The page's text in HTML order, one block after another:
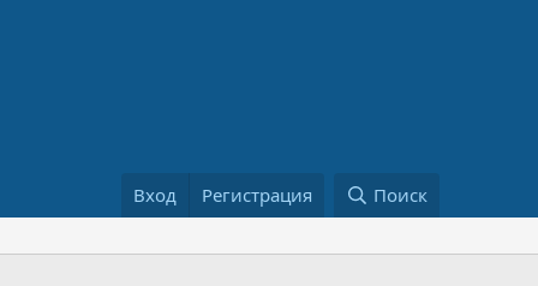
Вход Регистрация Поиск